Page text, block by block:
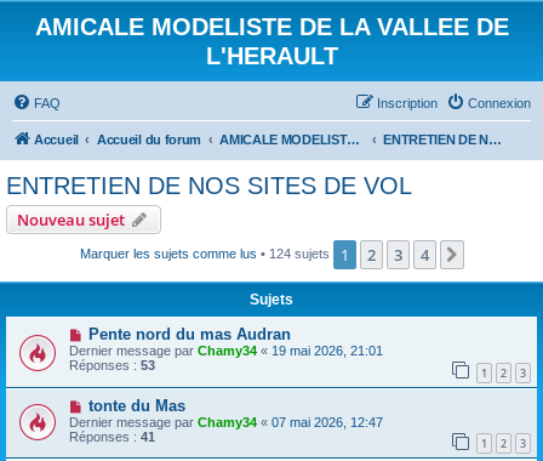
AMICALE MODELISTE DE LA VALLEE DE
L'HERAULT
FAQ Connexion
Inscription
Accueil Accueil du forum AMICALE MODELISTE DE LA VALLEE DE L'HERAULT ENTRETIEN DE NOS SITES DE VOL
ENTRETIEN DE NOS SITES DE VOL
Nouveau sujet
Marquer les sujets comme lus • 124 sujets 1 2 3 4
Sujets
Pente nord du mas Audran
Dernier message par Chamy34 « 19 mai 2026, 21:01
Réponses : 53 1 2 3
tonte du Mas
Dernier message par Chamy34 « 07 mai 2026, 12:47
Réponses : 41 1 2 3